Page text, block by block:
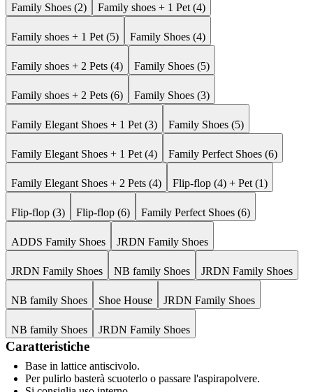
Family Shoes (2) Family shoes + 1 Pet (4)
Family shoes + 1 Pet (5) Family Shoes (4)
Family shoes + 2 Pets (4) Family Shoes (5)
Family shoes + 2 Pets (6) Family Shoes (3)
Family Elegant Shoes + 1 Pet (3) Family Shoes (5)
Family Elegant Shoes + 1 Pet (4) Family Perfect Shoes (6)
Family Elegant Shoes + 2 Pets (4) Flip-flop (4) + Pet (1)
Flip-flop (3) Flip-flop (6) Family Perfect Shoes (6)
ADDS Family Shoes JRDN Family Shoes
JRDN Family Shoes NB family Shoes JRDN Family Shoes
NB family Shoes Shoe House JRDN Family Shoes
NB family Shoes JRDN Family Shoes
Caratteristiche
Base in lattice antiscivolo.
Per pulirlo basterà scuoterlo o passare l'aspirapolvere.